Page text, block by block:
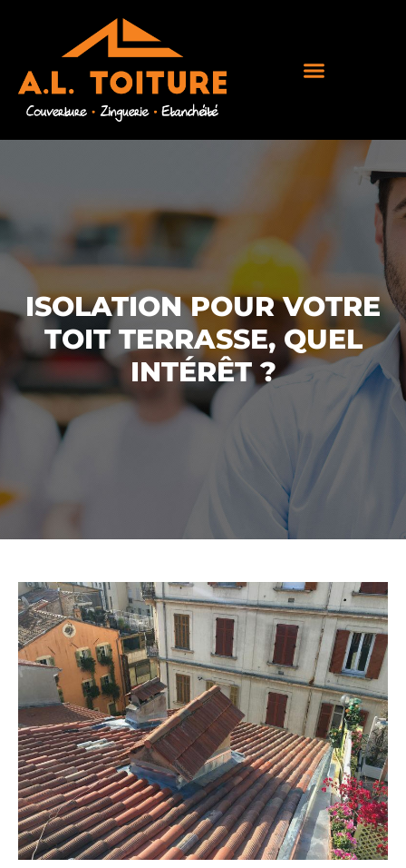
ISOLATION POUR VOTRE
TOIT TERRASSE, QUEL
INTÉRÊT ?